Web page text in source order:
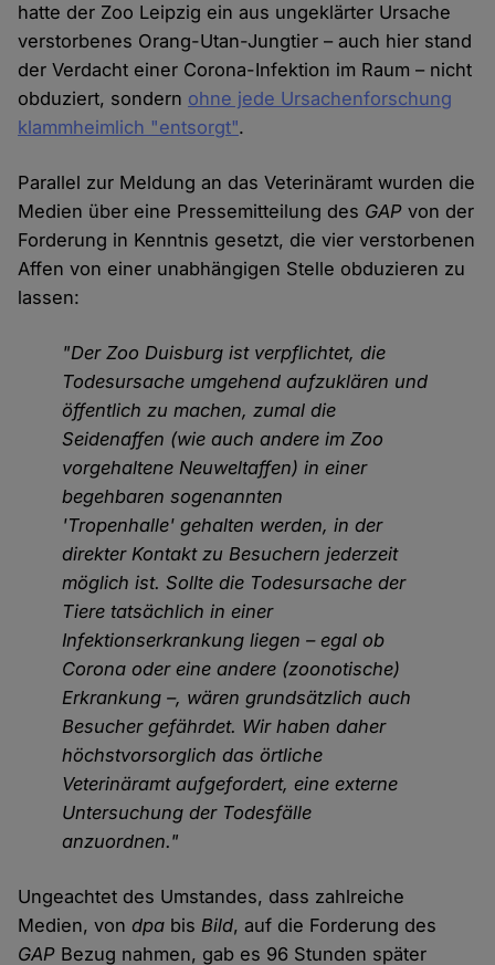
hatte der Zoo Leipzig ein aus ungeklärter Ursache
verstorbenes Orang-Utan-Jungtier – auch hier stand
der Verdacht einer Corona-Infektion im Raum – nicht
obduziert, sondern ohne jede Ursachenforschung
klammheimlich "entsorgt".
Parallel zur Meldung an das Veterinäramt wurden die
Medien über eine Pressemitteilung des GAP von der
Forderung in Kenntnis gesetzt, die vier verstorbenen
Affen von einer unabhängigen Stelle obduzieren zu
lassen:
"Der Zoo Duisburg ist verpflichtet, die
Todesursache umgehend aufzuklären und
öffentlich zu machen, zumal die
Seidenaffen (wie auch andere im Zoo
vorgehaltene Neuweltaffen) in einer
begehbaren sogenannten
'Tropenhalle' gehalten werden, in der
direkter Kontakt zu Besuchern jederzeit
möglich ist. Sollte die Todesursache der
Tiere tatsächlich in einer
Infektionserkrankung liegen – egal ob
Corona oder eine andere (zoonotische)
Erkrankung –, wären grundsätzlich auch
Besucher gefährdet. Wir haben daher
höchstvorsorglich das örtliche
Veterinäramt aufgefordert, eine externe
Untersuchung der Todesfälle
anzuordnen."
Ungeachtet des Umstandes, dass zahlreiche
Medien, vondpa bisBild, auf die Forderung des
GAP Bezug nahmen, gab es 96 Stunden später